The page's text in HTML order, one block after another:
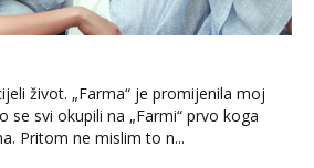
život. „Farma“ je promijenila moj
se svi okupili na „Farmi“ prvo koga
Pritom ne mislim to n...